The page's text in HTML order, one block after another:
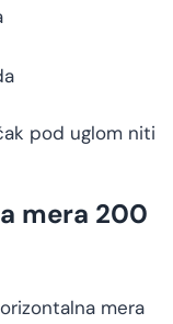
pod uglom niti
mera 200
mera